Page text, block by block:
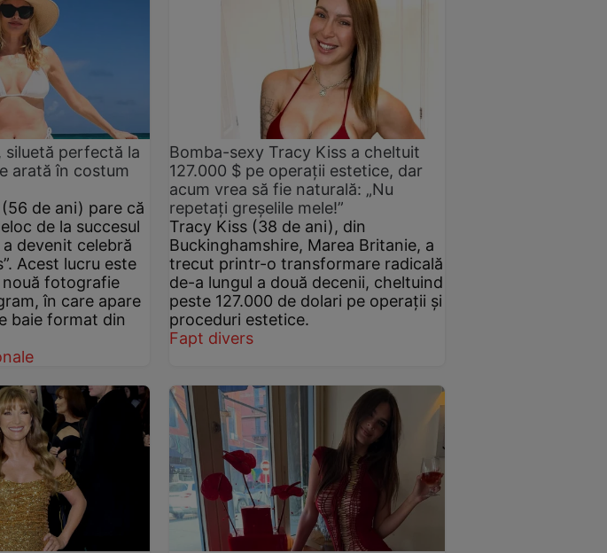
siluetă perfectă la
arată în costum
de ani) pare că
de la succesul
a devenit celebră
Acest lucru este
fotografie
în care apare
baie format din
Bomba-sexy Tracy Kiss a cheltuit
127.000 $ pe operații estetice, dar
acum vrea să fie naturală: „Nu
repetați greșelile mele!”
Tracy Kiss (38 de ani), din
Buckinghamshire, Marea Britanie, a
trecut printr-o transformare radicală
de-a lungul a două decenii, cheltuind
peste 127.000 de dolari pe operații și
proceduri estetice.
Fapt divers